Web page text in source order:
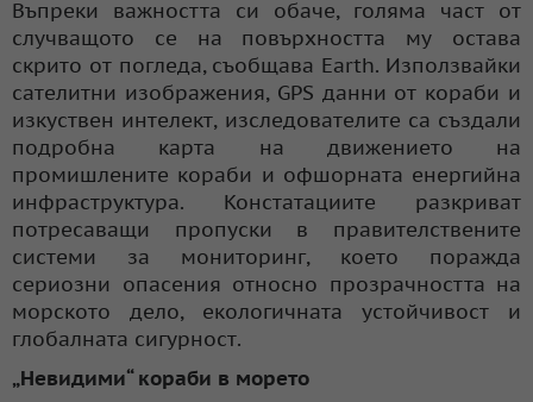
Въпреки важността си обаче, голяма част от
случващото се на повърхността му остава
скрито от погледа, съобщава Earth. Използвайки
сателитни изображения, GPS данни от кораби и
изкуствен интелект, изследователите са създали
подробна карта на движението на
промишлените кораби и офшорната енергийна
инфраструктура. Констатациите разкриват
потресаващи пропуски в правителствените
системи за мониторинг, което поражда
сериозни опасения относно прозрачността на
морското дело, екологичната устойчивост и
глобалната сигурност.
„Невидими“ кораби в морето